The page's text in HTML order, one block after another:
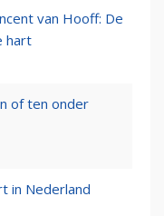
van Hooff: De
hart
of ten onder
in Nederland